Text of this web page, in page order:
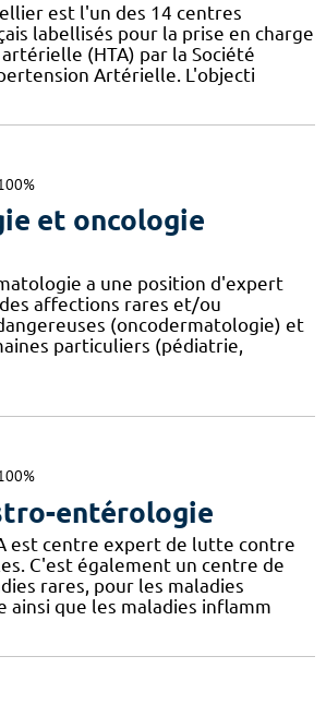
est l'un des 14 centres
labellisés pour la prise en charge
(HTA) par la Société
Artérielle. L'objecti
et oncologie
a une position d'expert
affections rares et/ou
(oncodermatologie) et
particuliers (pédiatrie,
entérologie
est centre expert de lutte contre
C'est également un centre de
rares, pour les maladies
ainsi que les maladies inflamm